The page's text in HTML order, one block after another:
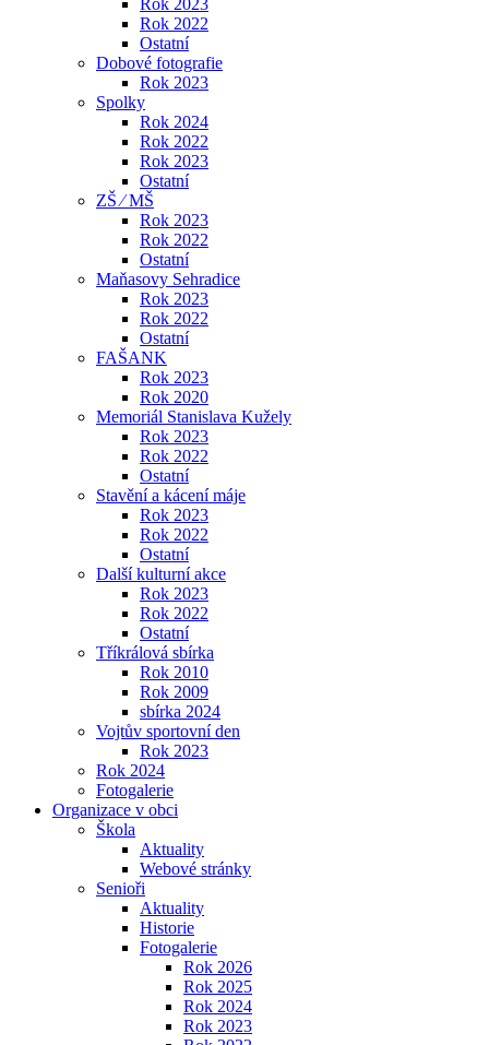
Rok 2023
Rok 2022
Ostatní
Dobové fotografie
Rok 2023
Spolky
Rok 2024
Rok 2022
Rok 2023
Ostatní
ZŠ ⁄ MŠ
Rok 2023
Rok 2022
Ostatní
Maňasovy Sehradice
Rok 2023
Rok 2022
Ostatní
FAŠANK
Rok 2023
Rok 2020
Memoriál Stanislava Kužely
Rok 2023
Rok 2022
Ostatní
Stavění a kácení máje
Rok 2023
Rok 2022
Ostatní
Další kulturní akce
Rok 2023
Rok 2022
Ostatní
Tříkrálová sbírka
Rok 2010
Rok 2009
sbírka 2024
Vojtův sportovní den
Rok 2023
Rok 2024
Fotogalerie
Organizace v obci
Škola
Aktuality
Webové stránky
Senioři
Aktuality
Historie
Fotogalerie
Rok 2026
Rok 2025
Rok 2024
Rok 2023